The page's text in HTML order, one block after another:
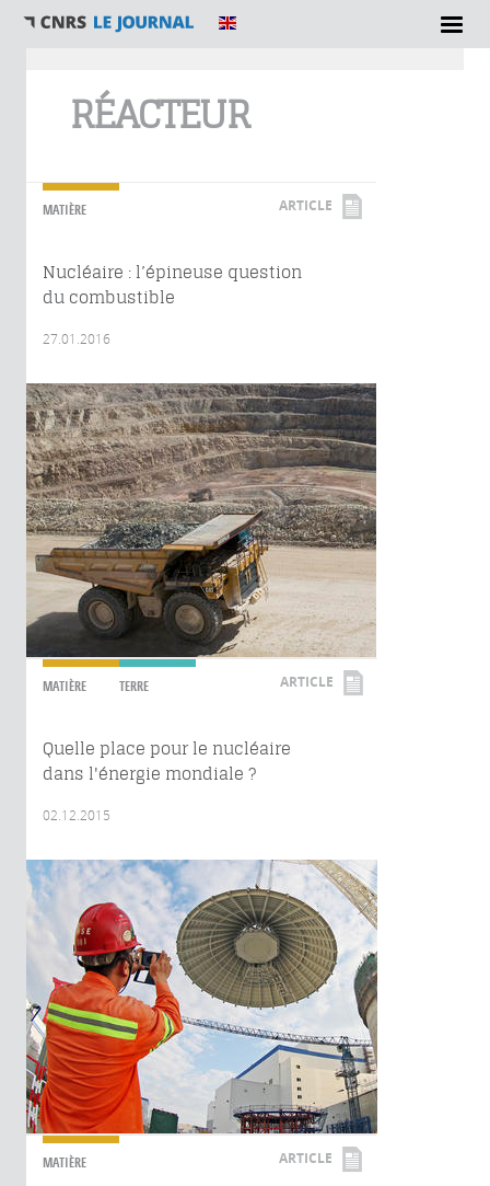
RÉACTEUR
MATIÈRE ARTICLE
Nucléaire : l’épineuse question
du combustible
27.01.2016
MATIÈRE TERRE ARTICLE
Quelle place pour le nucléaire
dans l'énergie mondiale ?
02.12.2015
MATIÈRE ARTICLE